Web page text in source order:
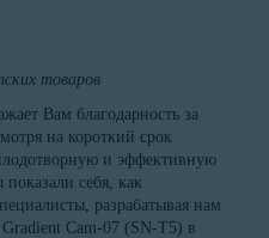
товаров
Вам благодарность за
на короткий срок
и эффективную
себя, как
разрабатывая нам
Cam-07 (SN-T5) в